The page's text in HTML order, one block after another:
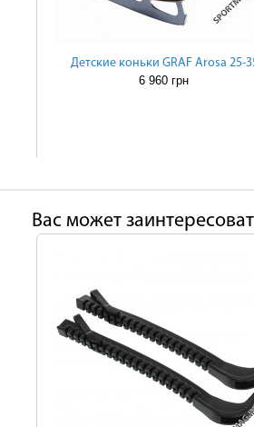
Детские коньки GRAF Arosa 25-
6 960 грн
Ваc может